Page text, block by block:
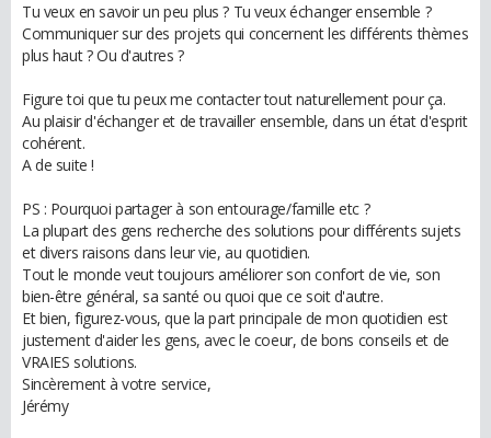
Tu veux en savoir un peu plus ? Tu veux échanger ensemble ?
Communiquer sur des projets qui concernent les différents thèmes
plus haut ? Ou d'autres ?
Figure toi que tu peux me contacter tout naturellement pour ça.
Au plaisir d'échanger et de travailler ensemble, dans un état d'esprit
cohérent.
A de suite !
PS : Pourquoi partager à son entourage/famille etc ?
La plupart des gens recherche des solutions pour différents sujets
et divers raisons dans leur vie, au quotidien.
Tout le monde veut toujours améliorer son confort de vie, son
bien-être général, sa santé ou quoi que ce soit d'autre.
Et bien, figurez-vous, que la part principale de mon quotidien est
justement d'aider les gens, avec le coeur, de bons conseils et de
VRAIES solutions.
Sincèrement à votre service,
Jérémy